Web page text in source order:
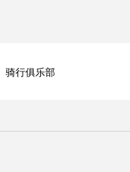
骑行俱乐部